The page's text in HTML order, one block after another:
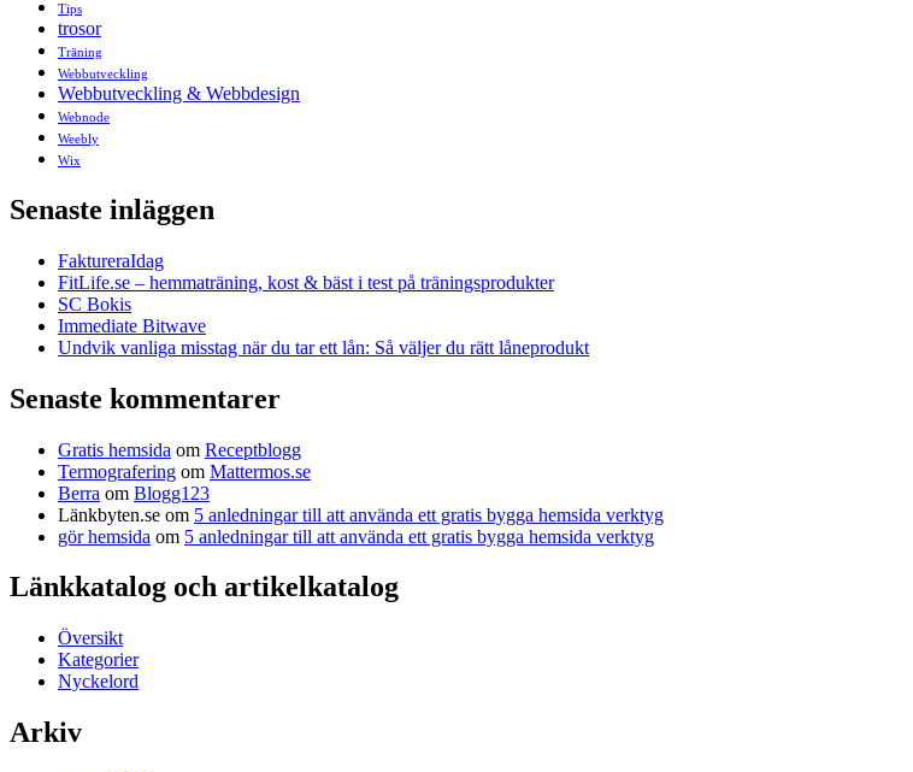
Tips
trosor
Träning
Webbutveckling
Webbutveckling & Webbdesign
Webnode
Weebly
Wix
Senaste inläggen
FaktureraIdag
FitLife.se – hemmaträning, kost & bäst i test på träningsprodukter
SC Bokis
Immediate Bitwave
Undvik vanliga misstag när du tar ett lån: Så väljer du rätt låneprodukt
Senaste kommentarer
Gratis hemsida om Receptblogg
Termografering om Mattermos.se
Berra om Blogg123
Länkbyten.se om 5 anledningar till att använda ett gratis bygga hemsida verktyg
gör hemsida om 5 anledningar till att använda ett gratis bygga hemsida verktyg
Länkkatalog och artikelkatalog
Översikt
Kategorier
Nyckelord
Arkiv